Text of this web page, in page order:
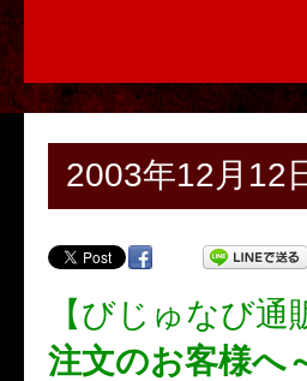
2003年12月12
【びじゅなび通
注文のお客様へ